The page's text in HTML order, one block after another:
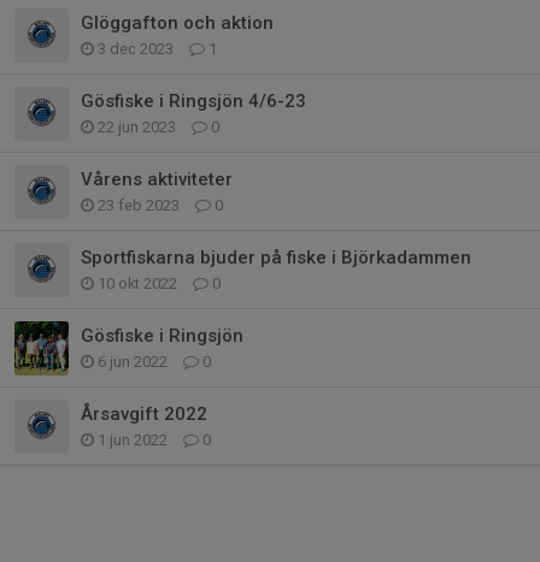
Glöggafton och aktion
3 dec 2023 1
Gösfiske i Ringsjön 4/6-23
22 jun 2023 0
Vårens aktiviteter
23 feb 2023 0
Sportfiskarna bjuder på fiske i Björkadammen
10 okt 2022 0
Gösfiske i Ringsjön
6 jun 2022 0
Årsavgift 2022
1 jun 2022 0